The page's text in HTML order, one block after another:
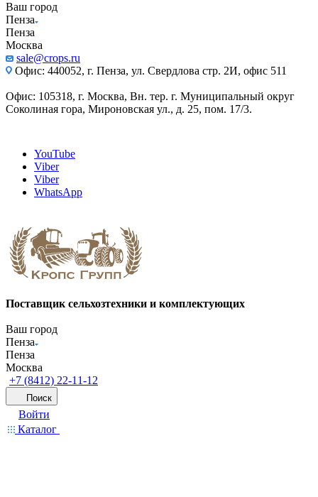
Ваш город
Пенза
Пенза
Москва
sale@crops.ru
Офис: 440052, г. Пенза, ул. Свердлова стр. 2И, офис 511
Офис: 105318, г. Москва, Вн. тер. г. Муниципальный округ
Соколиная гора, Мироновская ул., д. 25, пом. 17/3.
YouTube
Viber
Viber
WhatsApp
Поставщик сельхозтехники и комплектующих
Ваш город
Пенза
Пенза
Москва
+7 (8412) 22-11-12
Поиск
Войти
Каталог